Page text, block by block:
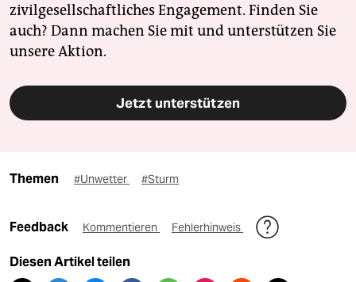
zivilgesellschaftliches Engagement. Finden Sie
auch? Dann machen Sie mit und unterstützen Sie
unsere Aktion.
Jetzt unterstützen
Themen #Unwetter #Sturm
Feedback Kommentieren Fehlerhinweis
Diesen Artikel teilen